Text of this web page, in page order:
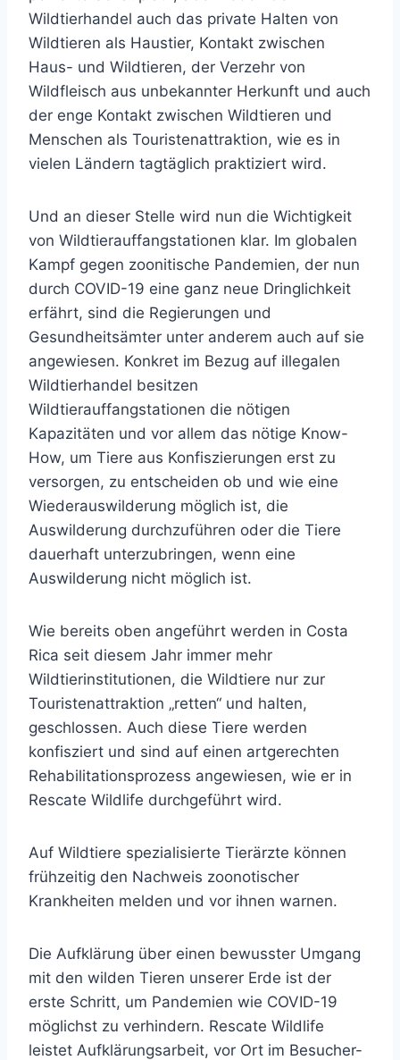
Wildtierhandel auch das private Halten von
Wildtieren als Haustier, Kontakt zwischen
Haus- und Wildtieren, der Verzehr von
Wildfleisch aus unbekannter Herkunft und auch
der enge Kontakt zwischen Wildtieren und
Menschen als Touristenattraktion, wie es in
vielen Ländern tagtäglich praktiziert wird.
Und an dieser Stelle wird nun die Wichtigkeit
von Wildtierauffangstationen klar. Im globalen
Kampf gegen zoonitische Pandemien, der nun
durch COVID-19 eine ganz neue Dringlichkeit
erfährt, sind die Regierungen und
Gesundheitsämter unter anderem auch auf sie
angewiesen. Konkret im Bezug auf illegalen
Wildtierhandel besitzen
Wildtierauffangstationen die nötigen
Kapazitäten und vor allem das nötige Know-
How, um Tiere aus Konfiszierungen erst zu
versorgen, zu entscheiden ob und wie eine
Wiederauswilderung möglich ist, die
Auswilderung durchzuführen oder die Tiere
dauerhaft unterzubringen, wenn eine
Auswilderung nicht möglich ist.
Wie bereits oben angeführt werden in Costa
Rica seit diesem Jahr immer mehr
Wildtierinstitutionen, die Wildtiere nur zur
Touristenattraktion „retten“ und halten,
geschlossen. Auch diese Tiere werden
konfisziert und sind auf einen artgerechten
Rehabilitationsprozess angewiesen, wie er in
Rescate Wildlife durchgeführt wird.
Auf Wildtiere spezialisierte Tierärzte können
frühzeitig den Nachweis zoonotischer
Krankheiten melden und vor ihnen warnen.
Die Aufklärung über einen bewusster Umgang
mit den wilden Tieren unserer Erde ist der
erste Schritt, um Pandemien wie COVID-19
möglichst zu verhindern. Rescate Wildlife
leistet Aufklärungsarbeit, vor Ort im Besucher-